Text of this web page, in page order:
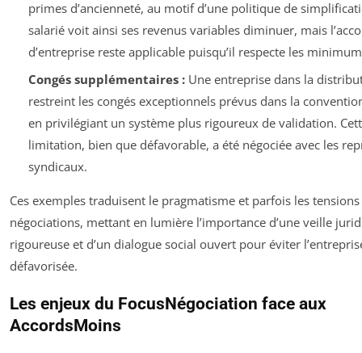
primes d’ancienneté, au motif d’une politique de
salarié voit ainsi ses revenus variables diminuer, mais
d’entreprise reste applicable puisqu’il respecte les
Congés supplémentaires :Une entreprise dans la
restreint les congés exceptionnels prévus dans la
en privilégiant un système plus rigoureux de validation.
limitation, bien que défavorable, a été négociée avec les
syndicaux.
Ces exemples traduisent le pragmatisme et parfois les
négociations, mettant en lumière l’importance d’une veille
rigoureuse et d’un dialogue social ouvert pour éviter
défavorisée.
Les enjeux du FocusNégociation face aux
AccordsMoins